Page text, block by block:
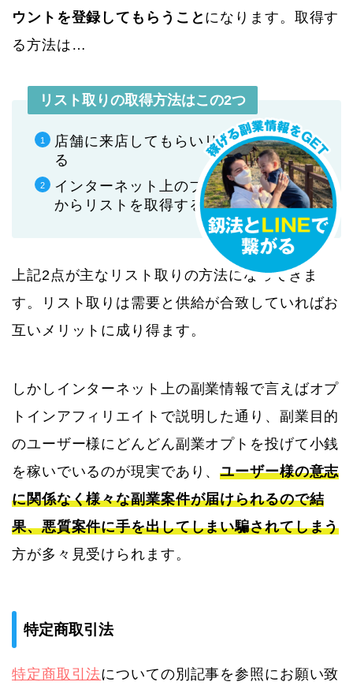
ウントを登録してもらうこと になります。取得す
る方法は…
リスト取りの取得方法はこの2つ
店舗に来店してもらいリストを取得す
る
インターネット上のブログやサービス
からリストを取得する
上記2点が主なリスト取りの方法になってきま
す。リスト取りは需要と供給が合致していればお
互いメリットに成り得ます。
しかしインターネット上の副業情報で言えばオプ
トインアフィリエイトで説明した通り、副業目的
のユーザー様にどんどん副業オプトを投げて小銭
を稼いでいるのが現実であり、ユーザー様の意志
に関係なく様々な副業案件が届けられるので結
果、悪質案件に手を出してしまい騙されてしまう
方が多々見受けられます。
特定商取引法
特定商取引法についての別記事を参照にお願い致